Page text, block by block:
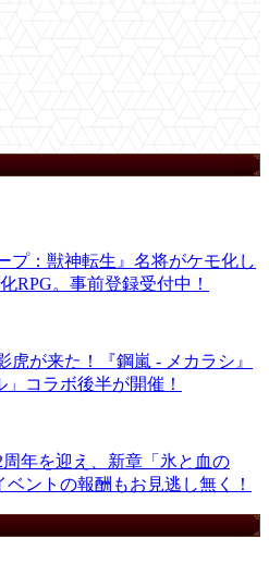
プ：獣神転生』名将がケモ化し
RPG。事前登録受付中！
虎が来た！『鋼嵐 - メカラシ』
コラボ後半が開催！
周年を迎え、新章「氷と血の
ントの報酬もお見逃し無く！